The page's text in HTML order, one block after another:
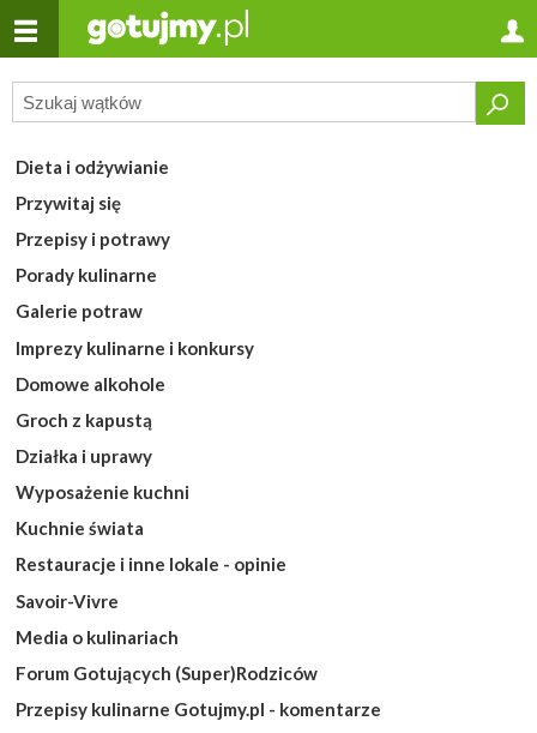
Dieta i odżywianie
Przywitaj się
Przepisy i potrawy
Porady kulinarne
Galerie potraw
Imprezy kulinarne i konkursy
Domowe alkohole
Groch z kapustą
Działka i uprawy
Wyposażenie kuchni
Kuchnie świata
Restauracje i inne lokale - opinie
Savoir-Vivre
Media o kulinariach
Forum Gotujących (Super)Rodziców
Przepisy kulinarne Gotujmy.pl - komentarze